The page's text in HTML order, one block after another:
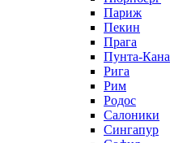
Париж
Пекин
Прага
Пунта-Кана
Рига
Рим
Родос
Салоники
Сингапур